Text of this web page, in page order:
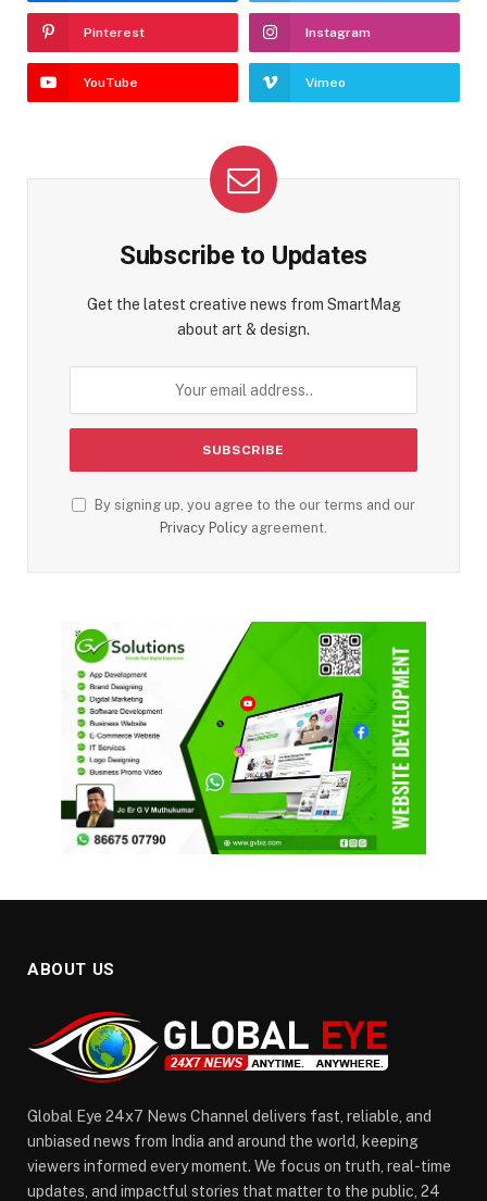
Pinterest Instagram
YouTube Vimeo
Subscribe to Updates
Get the latest creative news from SmartMag
about art & design.
By signing up, you agree to the our terms and our
Privacy Policy agreement.
ABOUT US
Global Eye 24x7 News Channel delivers fast, reliable, and
unbiased news from India and around the world, keeping
viewers informed every moment. We focus on truth, real-time
updates, and impactful stories that matter to the public, 24